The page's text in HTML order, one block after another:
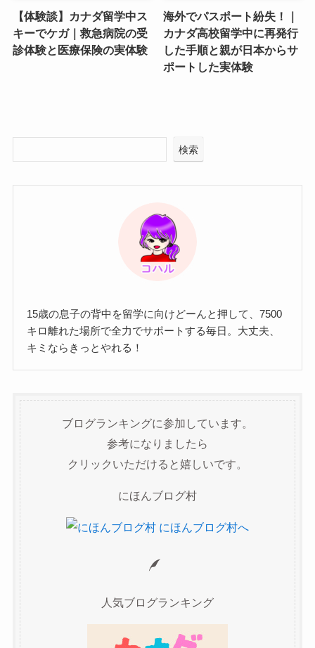
【体験談】カナダ留学中ス
キーでケガ｜救急病院の受
診体験と医療保険の実体験
海外でパスポート紛失！｜
カナダ高校留学中に再発行
した手順と親が日本からサ
ポートした実体験
検索
15歳の息子の背中を留学に向けどーんと押して、7500
キロ離れた場所で全力でサポートする毎日。大丈夫、
キミならきっとやれる！
ブログランキングに参加しています。
参考になりましたら
クリックいただけると嬉しいです。
にほんブログ村
人気ブログランキング